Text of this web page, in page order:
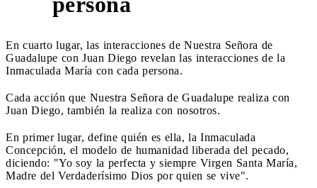
En cuarto lugar, las interacciones de Nuestra Señora de
Guadalupe con Juan Diego revelan las interacciones de la
Inmaculada María con cada persona.
Cada acción que Nuestra Señora de Guadalupe realiza con
Juan Diego, también la realiza con nosotros.
En primer lugar, define quién es ella, la Inmaculada
Concepción, el modelo de humanidad liberada del pecado,
diciendo: "Yo soy la perfecta y siempre Virgen Santa María,
Madre del Verdaderísimo Dios por quien se vive".